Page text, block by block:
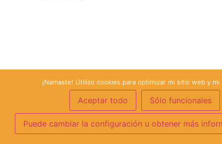
¡Namaste! Utilizo cookies para optimizar mi sitio web y mi
Aceptar todo Sólo funcionales
Puede cambiar la configuración u obtener más